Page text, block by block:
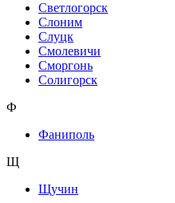
Светлогорск
Слоним
Слуцк
Смолевичи
Сморгонь
Солигорск
Ф
Фаниполь
Щ
Щучин